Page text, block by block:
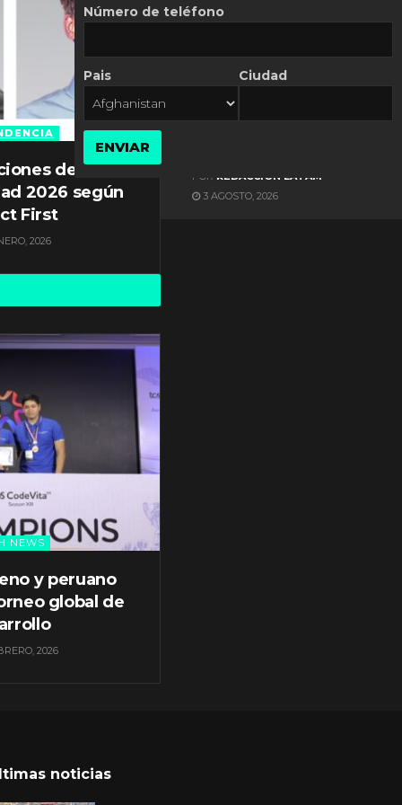
de
2026 según
First
2026
NEWS
y peruano
global de
2026
ES NOTICIA
POR REDACCIÓN LATAM
3 AGOSTO, 2026
noticias
Número de teléfono
Pais Ciudad
ENVIAR